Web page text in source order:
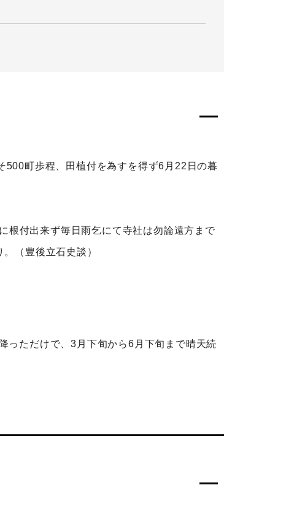
町歩程、田植付を為すを得ず6月22日の暮
根付出来ず毎日雨乞にて寺社は勿論遠方まで
（豊後立石史談）
ただけで、3月下旬から6月下旬まで晴天続